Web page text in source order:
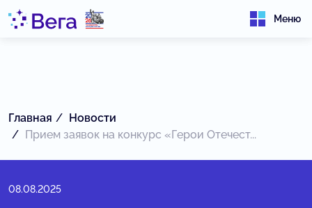
Меню
Главная
Новости
Прием заявок на конкурс «Герои Отечест...
08.08.2025